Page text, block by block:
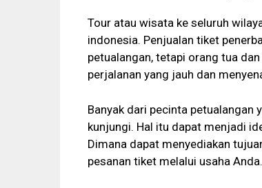
Tour atau wisata ke seluruh
indonesia. Penjualan tiket
petualangan, tetapi orang tua
perjalanan yang jauh dan
Banyak dari pecinta petualangan
kunjungi. Hal itu dapat menjadi
Dimana dapat menyediakan
pesanan tiket melalui usaha Anda.